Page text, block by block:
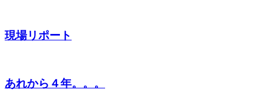
現場リポート
あれから４年。。。